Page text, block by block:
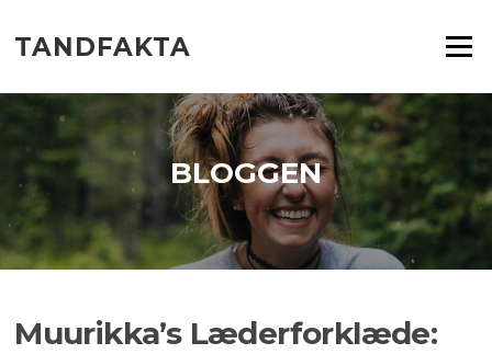
indhold
TANDFAKTA Menu
BLOGGEN
Muurikka’s Læderforklæde: